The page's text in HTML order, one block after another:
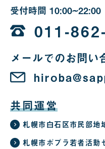
受付時間 10:00~22:00
011-
メールでのお問い
共同運営
札幌市白石区市民部地
札幌市ポプラ若者活動